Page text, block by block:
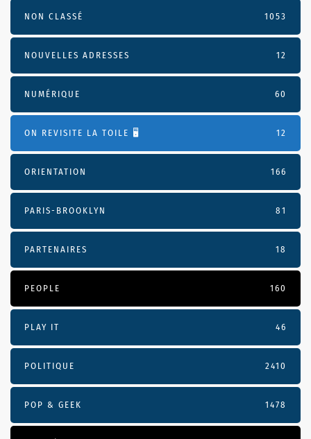
NON CLASSÉ 1053
NOUVELLES ADRESSES 12
NUMÉRIQUE 60
ON REVISITE LA TOILE 🖥️ 12
ORIENTATION 166
PARIS-BROOKLYN 81
PARTENAIRES 18
PEOPLE 160
PLAY IT 46
POLITIQUE 2410
POP & GEEK 1478